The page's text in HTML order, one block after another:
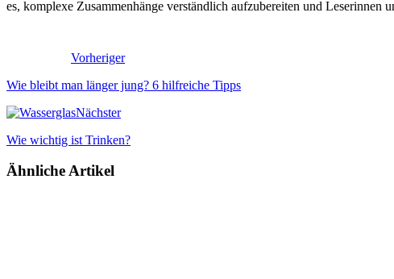
es, komplexe Zusammenhänge verständlich aufzubereiten und Leserinnen
Vorheriger
Wie bleibt man länger jung? 6 hilfreiche Tipps
Nächster
Wie wichtig ist Trinken?
Ähnliche Artikel